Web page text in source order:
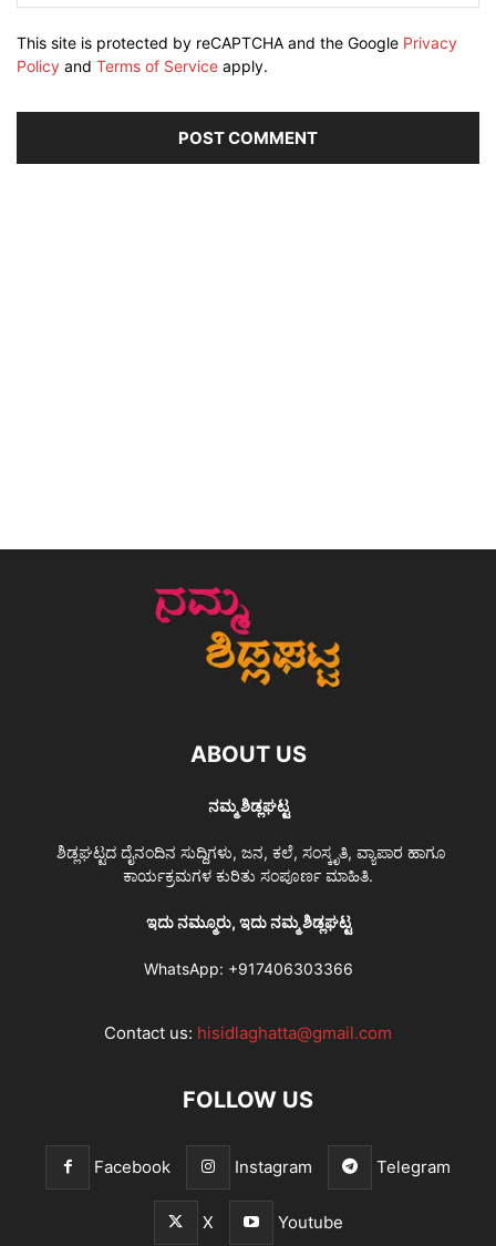
This site is protected by reCAPTCHA and the Google Privacy
Policy and Terms of Service apply.
ABOUT US
ನಮ್ಮ ಶಿಡ್ಲಘಟ್ಟ
ಶಿಡ್ಲಘಟ್ಟದ ದೈನಂದಿನ ಸುದ್ದಿಗಳು, ಜನ, ಕಲೆ, ಸಂಸ್ಕೃತಿ, ವ್ಯಾಪಾರ ಹಾಗೂ
ಕಾರ್ಯಕ್ರಮಗಳ ಕುರಿತು ಸಂಪೂರ್ಣ ಮಾಹಿತಿ.
ಇದು ನಮ್ಮೂರು, ಇದು ನಮ್ಮ ಶಿಡ್ಲಘಟ್ಟ
WhatsApp: +917406303366
Contact us: hisidlaghatta@gmail.com
FOLLOW US
Facebook Instagram Telegram
X Youtube